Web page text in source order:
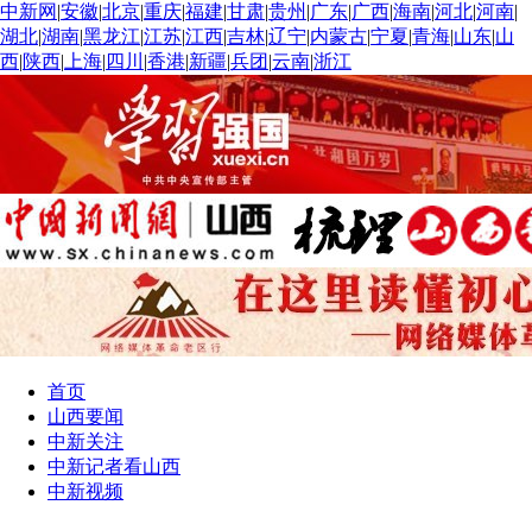
中新网 |安徽|北京|重庆|福建|甘肃|贵州 |广东|广西|海南|河北|河南|
湖北|湖南|黑龙江|江苏|江西|吉林|辽宁|内蒙古|宁夏|青海|山东|山
西|陕西| 上海| 四川 |香港|新疆|兵团 |云南|浙江
首页
山西要闻
中新关注
中新记者看山西
中新视频